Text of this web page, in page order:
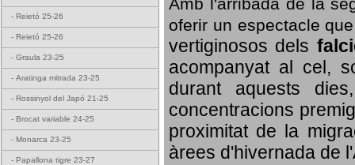
- Reietó 25-26
- Reietó 25-26
- Graula 23-25
- Aratinga mitrada 23-25
- Rossinyol del Japó 21-25
- Brocat variable 24-25
- Monarca 23-25
- Papallona tigre 23-27
oferir un espectacle
vertiginosos dels
acompanyat al cel,
durant aquests
concentracions
proximitat de la
àrees d'hivernada de